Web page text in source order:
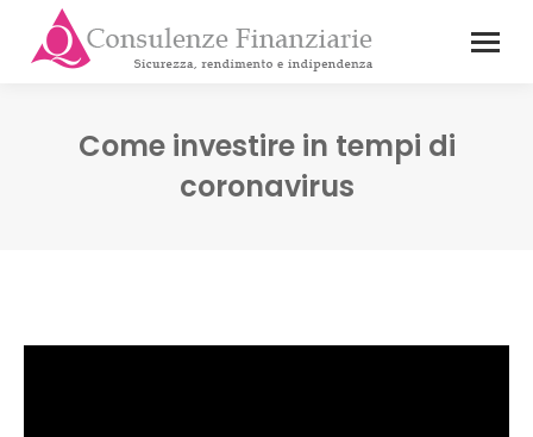
Come investire in tempi di
coronavirus